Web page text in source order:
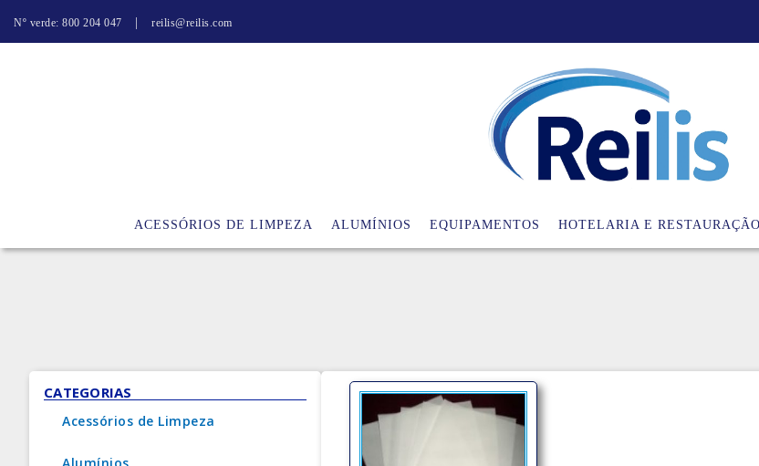
Nº verde: 800 204 047 reilis@reilis.com
ACESSÓRIOS DE LIMPEZA ALUMÍNIOS EQUIPAMENTOS HOTELARIA E RESTAURAÇÃO
CATEGORIAS
Acessórios de Limpeza